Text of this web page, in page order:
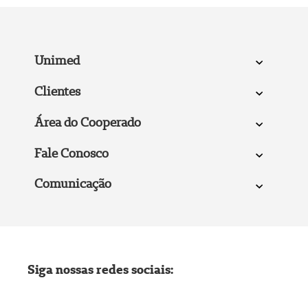
Unimed
Clientes
Área do Cooperado
Fale Conosco
Comunicação
Siga nossas redes sociais: